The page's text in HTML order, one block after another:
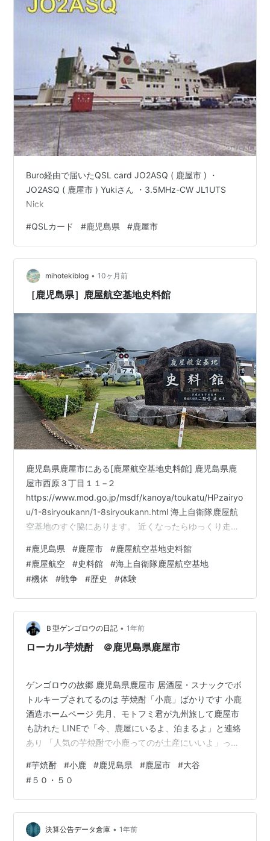
Buro経由で届いたQSL card JO2ASQ ( 鹿屋市 ) ・
JO2ASQ ( 鹿屋市 ) Yukiさん ・3.5MHz-CW JL1UTS
Nick
#QSLカード #鹿児島県 #鹿屋市
mihotekiblog • 10ヶ月前
［鹿児島県］鹿屋航空基地史料館
鹿児島県鹿屋市にある[鹿屋航空基地史料館⁡] 鹿児島県鹿
屋市西原３丁目１１−２
https://www.mod.go.jp/msdf/kanoya/toukatu/HPzairyo
u/1-8siryoukann/1-8siryoukann.html 海上自衛隊鹿屋航
空基地のすぐ脇にあります。 近くなったらゆっくり走れ
ましたﾜﾗ 自衛隊の入口付近って大丈夫かなってどこ行っ
てもドキドキします。 戦闘機や機体に興味ありませんが
色んなのがあるので見るだけでも迫力あって楽しめま
す。 受付でちょっとした記入をしてから見学します。 海
上自衛隊に関連するもの…
#鹿児島県 #鹿屋市 #鹿屋航空基地史料館⁡
#鹿屋航空 #史料館 #海上自衛隊鹿屋航空基地
#機体 #戦争 #歴史 #体験
Ｂ型ゲンゴロウの日記 • 1年前
ローカル芋焼酎 ＠鹿児島県鹿屋市
ゲンゴロウの故郷 鹿児島県鹿屋市 居酒屋・スナックでボ
トルキープされてるのは 芋焼酎「小鹿」ばかりです 小鹿
酒造ホームページ 先月、モトフミ君が九州旅して鹿屋市
も訪れた LINEで「今、鹿屋にいるよ、泊まるよ」と連絡
あり 「人気の芋焼酎で小鹿ってのが土産にいいよ」って
したのか もう３年帰省してないので久しぶりに飲むと懐
かしくてうまい 芋焼酎独特の香りが強くてたまらん モト
フミく～ん ありがとう～ あっというまに空になったよ～
また鹿児島に行くんだよね～ 指宿に行くんだって～ 指宿
に利右衛門って焼酎があるよ～ って言うてみる ところで
#芋焼酎 #小鹿 #鹿児島県 #鹿屋市 #大谷
#５０・５０
決算公告データ倉庫 • 1年前